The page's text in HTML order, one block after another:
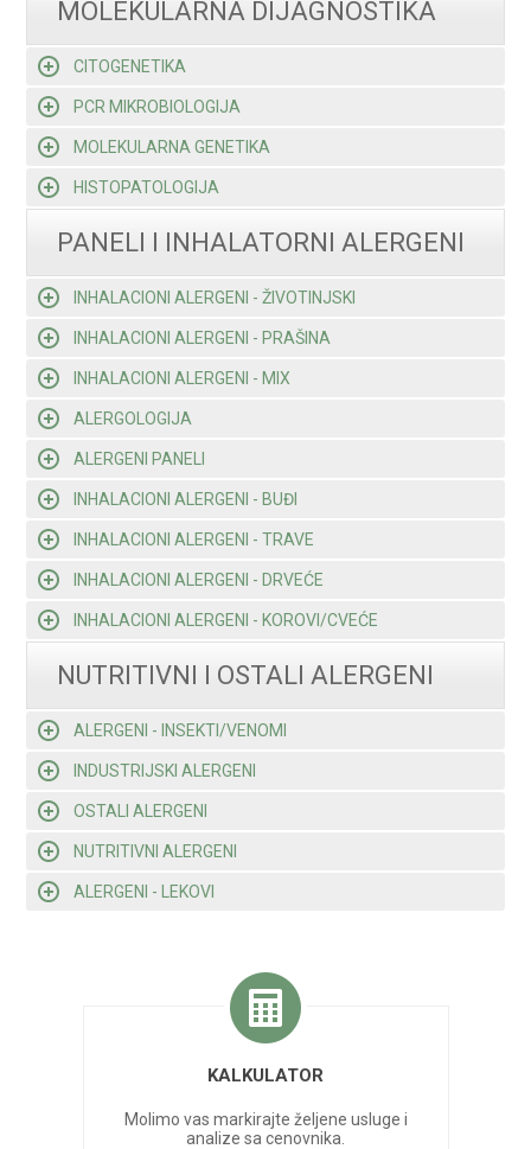
MOLEKULARNA DIJAGNOSTIKA
CITOGENETIKA
PCR MIKROBIOLOGIJA
MOLEKULARNA GENETIKA
HISTOPATOLOGIJA
PANELI I INHALATORNI ALERGENI
INHALACIONI ALERGENI - ŽIVOTINJSKI
INHALACIONI ALERGENI - PRAŠINA
INHALACIONI ALERGENI - MIX
ALERGOLOGIJA
ALERGENI PANELI
INHALACIONI ALERGENI - BUĐI
INHALACIONI ALERGENI - TRAVE
INHALACIONI ALERGENI - DRVEĆE
INHALACIONI ALERGENI - KOROVI/CVEĆE
NUTRITIVNI I OSTALI ALERGENI
ALERGENI - INSEKTI/VENOMI
INDUSTRIJSKI ALERGENI
OSTALI ALERGENI
NUTRITIVNI ALERGENI
ALERGENI - LEKOVI
KALKULATOR
Molimo vas markirajte željene usluge i
analize sa cenovnika.